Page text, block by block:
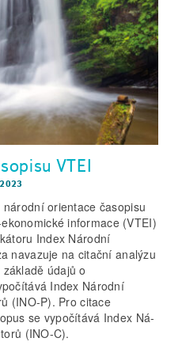
VTEI
orientace časopisu
informace (VTEI)
Index Národní
navazuje na citační analýzu
údajů o
Index Národní
(INO-P). Pro citace
se vypočítává Index Ná-
(INO-C).